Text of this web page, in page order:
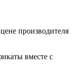
производителя
вместе с